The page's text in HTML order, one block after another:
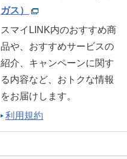
ガス）
スマイLINK内のおすすめ商
品や、おすすめサービスの
紹介、キャンペーンに関す
る内容など、おトクな情報
をお届けします。
利用規約